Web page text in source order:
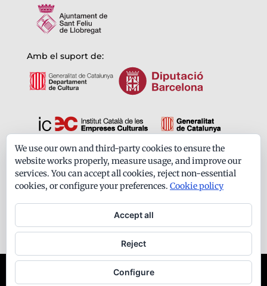
Amb el suport de:
Formem part de:
Ateneu Santfeliuenc - Tots els drets reservats -
Avís legal-Política de privacitat
We use our own and third-party cookies to ensure the
website works properly, measure usage, and improve our
services. You can accept all cookies, reject non-essential
cookies, or configure your preferences. Cookie policy
Accept all
Reject
Configure